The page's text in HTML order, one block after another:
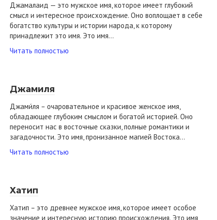
Джамалаид — это мужское имя, которое имеет глубокий
смысл и интересное происхождение. Оно воплощает в себе
богатство культуры и истории народа, к которому
принадлежит это имя. Это имя…
Читать полностью
Джамиля
Джами́ля – очаровательное и красивое женское имя,
обладающее глубоким смыслом и богатой историей. Оно
переносит нас в восточные сказки, полные романтики и
загадочности. Это имя, пронизанное магией Востока…
Читать полностью
Хатип
Хатип – это древнее мужское имя, которое имеет особое
значение и интересную историю происхождения. Это имя